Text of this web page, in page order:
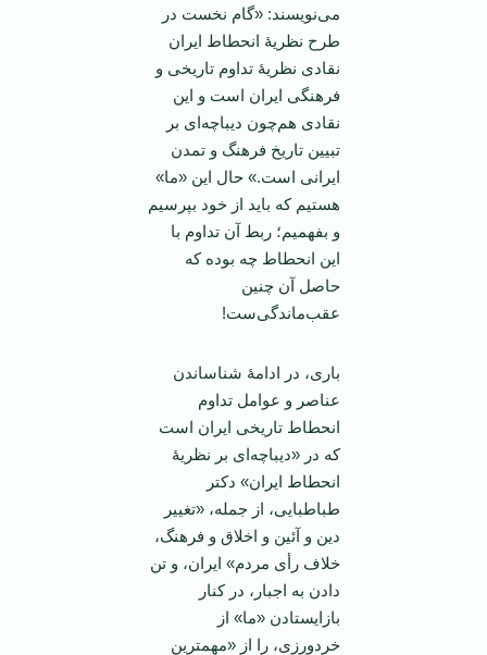
می‌نویسند: «گام نخست در
طرح نظریۀ انحطاط ایران
نقادی نظریۀ تداوم تاریخی و
فرهنگی ایران است و این
نقادی هم‌چون دیباچه‌ای بر
تبیین تاریخ فرهنگ و تمدن
ایرانی است.» حال این «ما»
هستیم که باید از خود بپرسیم
و بفهمیم؛ ربط آن تداوم با
این انحطاط چه بوده که
حاصل آن چنین
عقب‌ماندگی‌ست!
باری، در ادامۀ شناساندن
عناصر و عوامل تداوم
انحطاط تاریخی ایران است
که در «دیباچه‌ای بر نظریۀ
انحطاط ایران» دکتر
طباطبایی، از جمله، «تغییر
دین و آئین و اخلاق و فرهنگ،
خلاف رأی مردم» ایران، و تن
دادن به اجبار، در کنار
بازایستادن «ما» از
خردورزی، را از «مهمترین